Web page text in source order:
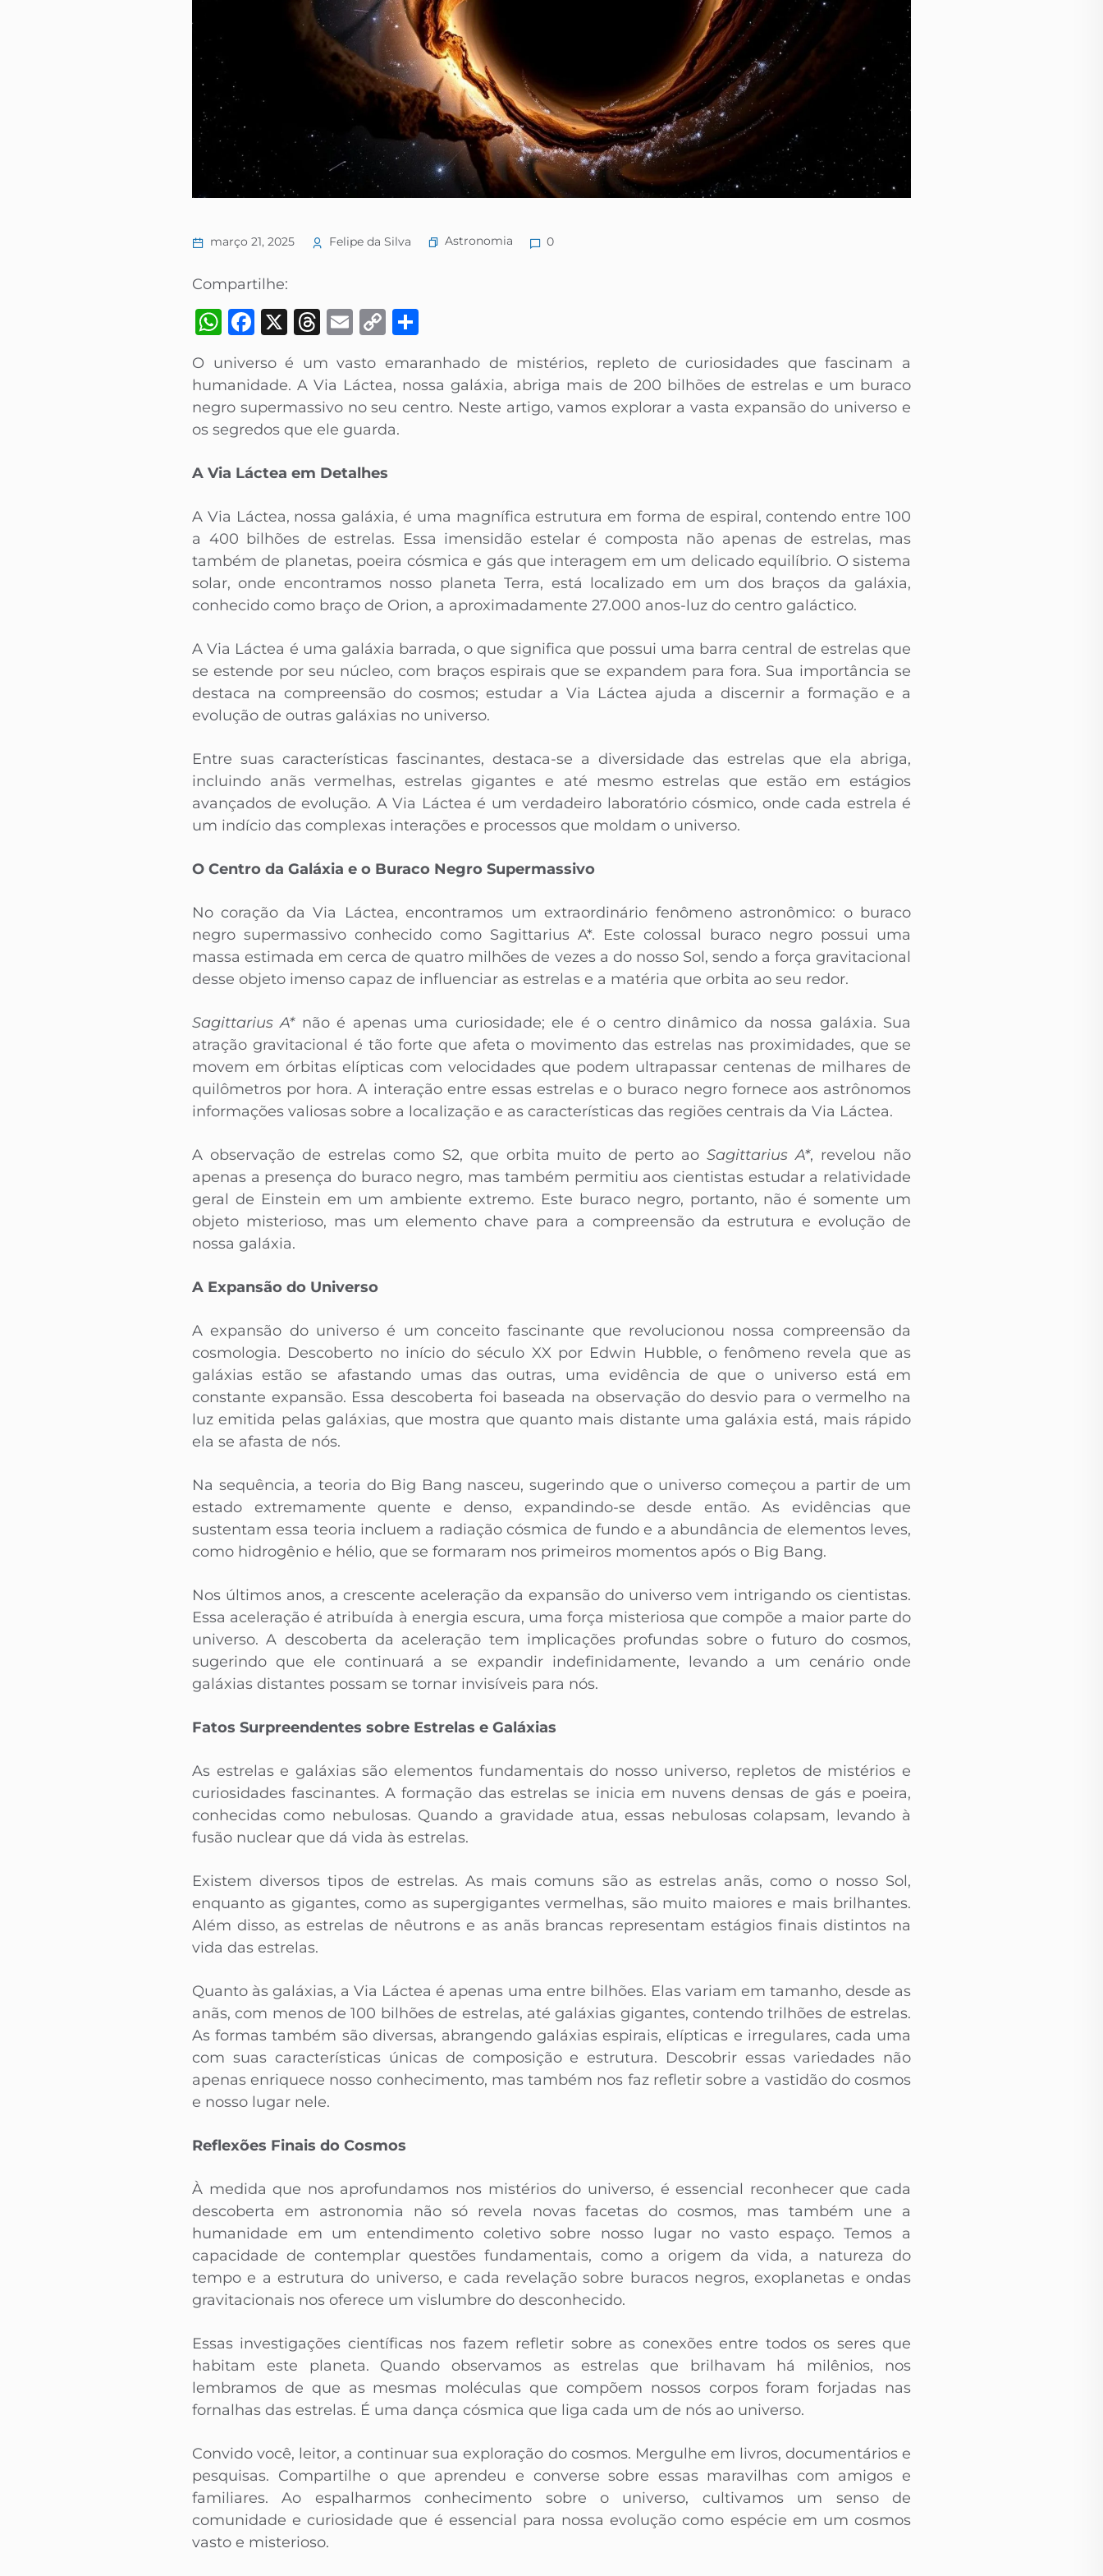
março 21, 2025 Felipe da Silva Astronomia 0
Compartilhe:
WhatsApp
Facebook
X Threads
Email
Copy
O universo é um vasto emaranhado de mistérios, repleto de curiosidades que fascinam a
humanidade. A Via Láctea, nossa galáxia, abriga mais de 200 bilhões de estrelas e um buraco
negro supermassivo no seu centro. Neste artigo, vamos explorar a vasta expansão do universo e
os segredos que ele guarda.
A Via Láctea em Detalhes
A Via Láctea, nossa galáxia, é uma magnífica estrutura em forma de espiral, contendo entre 100
a 400 bilhões de estrelas. Essa imensidão estelar é composta não apenas de estrelas, mas
também de planetas, poeira cósmica e gás que interagem em um delicado equilíbrio. O sistema
solar, onde encontramos nosso planeta Terra, está localizado em um dos braços da galáxia,
conhecido como braço de Orion, a aproximadamente 27.000 anos-luz do centro galáctico.
A Via Láctea é uma galáxia barrada, o que significa que possui uma barra central de estrelas que
se estende por seu núcleo, com braços espirais que se expandem para fora. Sua importância se
destaca na compreensão do cosmos; estudar a Via Láctea ajuda a discernir a formação e a
evolução de outras galáxias no universo.
Entre suas características fascinantes, destaca-se a diversidade das estrelas que ela abriga,
incluindo anãs vermelhas, estrelas gigantes e até mesmo estrelas que estão em estágios
avançados de evolução. A Via Láctea é um verdadeiro laboratório cósmico, onde cada estrela é
um indício das complexas interações e processos que moldam o universo.
O Centro da Galáxia e o Buraco Negro Supermassivo
No coração da Via Láctea, encontramos um extraordinário fenômeno astronômico: o buraco
negro supermassivo conhecido como Sagittarius A*. Este colossal buraco negro possui uma
massa estimada em cerca de quatro milhões de vezes a do nosso Sol, sendo a força gravitacional
desse objeto imenso capaz de influenciar as estrelas e a matéria que orbita ao seu redor.
Sagittarius A*não é apenas uma curiosidade; ele é o centro dinâmico da nossa galáxia. Sua
atração gravitacional é tão forte que afeta o movimento das estrelas nas proximidades, que se
movem em órbitas elípticas com velocidades que podem ultrapassar centenas de milhares de
quilômetros por hora. A interação entre essas estrelas e o buraco negro fornece aos astrônomos
informações valiosas sobre a localização e as características das regiões centrais da Via Láctea.
A observação de estrelas como S2, que orbita muito de perto aoSagittarius A*, revelou não
apenas a presença do buraco negro, mas também permitiu aos cientistas estudar a relatividade
geral de Einstein em um ambiente extremo. Este buraco negro, portanto, não é somente um
objeto misterioso, mas um elemento chave para a compreensão da estrutura e evolução de
nossa galáxia.
A Expansão do Universo
A expansão do universo é um conceito fascinante que revolucionou nossa compreensão da
cosmologia. Descoberto no início do século XX por Edwin Hubble, o fenômeno revela que as
galáxias estão se afastando umas das outras, uma evidência de que o universo está em
constante expansão. Essa descoberta foi baseada na observação do desvio para o vermelho na
luz emitida pelas galáxias, que mostra que quanto mais distante uma galáxia está, mais rápido
ela se afasta de nós.
Na sequência, a teoria do Big Bang nasceu, sugerindo que o universo começou a partir de um
estado extremamente quente e denso, expandindo-se desde então. As evidências que
sustentam essa teoria incluem a radiação cósmica de fundo e a abundância de elementos leves,
como hidrogênio e hélio, que se formaram nos primeiros momentos após o Big Bang.
Nos últimos anos, a crescente aceleração da expansão do universo vem intrigando os cientistas.
Essa aceleração é atribuída à energia escura, uma força misteriosa que compõe a maior parte do
universo. A descoberta da aceleração tem implicações profundas sobre o futuro do cosmos,
sugerindo que ele continuará a se expandir indefinidamente, levando a um cenário onde
galáxias distantes possam se tornar invisíveis para nós.
Fatos Surpreendentes sobre Estrelas e Galáxias
As estrelas e galáxias são elementos fundamentais do nosso universo, repletos de mistérios e
curiosidades fascinantes. A formação das estrelas se inicia em nuvens densas de gás e poeira,
conhecidas como nebulosas. Quando a gravidade atua, essas nebulosas colapsam, levando à
fusão nuclear que dá vida às estrelas.
Existem diversos tipos de estrelas. As mais comuns são as estrelas anãs, como o nosso Sol,
enquanto as gigantes, como as supergigantes vermelhas, são muito maiores e mais brilhantes.
Além disso, as estrelas de nêutrons e as anãs brancas representam estágios finais distintos na
vida das estrelas.
Quanto às galáxias, a Via Láctea é apenas uma entre bilhões. Elas variam em tamanho, desde as
anãs, com menos de 100 bilhões de estrelas, até galáxias gigantes, contendo trilhões de estrelas.
As formas também são diversas, abrangendo galáxias espirais, elípticas e irregulares, cada uma
com suas características únicas de composição e estrutura. Descobrir essas variedades não
apenas enriquece nosso conhecimento, mas também nos faz refletir sobre a vastidão do cosmos
e nosso lugar nele.
Reflexões Finais do Cosmos
À medida que nos aprofundamos nos mistérios do universo, é essencial reconhecer que cada
descoberta em astronomia não só revela novas facetas do cosmos, mas também une a
humanidade em um entendimento coletivo sobre nosso lugar no vasto espaço. Temos a
capacidade de contemplar questões fundamentais, como a origem da vida, a natureza do
tempo e a estrutura do universo, e cada revelação sobre buracos negros, exoplanetas e ondas
gravitacionais nos oferece um vislumbre do desconhecido.
Essas investigações científicas nos fazem refletir sobre as conexões entre todos os seres que
habitam este planeta. Quando observamos as estrelas que brilhavam há milênios, nos
lembramos de que as mesmas moléculas que compõem nossos corpos foram forjadas nas
fornalhas das estrelas. É uma dança cósmica que liga cada um de nós ao universo.
Convido você, leitor, a continuar sua exploração do cosmos. Mergulhe em livros, documentários e
pesquisas. Compartilhe o que aprendeu e converse sobre essas maravilhas com amigos e
familiares. Ao espalharmos conhecimento sobre o universo, cultivamos um senso de
comunidade e curiosidade que é essencial para nossa evolução como espécie em um cosmos
vasto e misterioso.